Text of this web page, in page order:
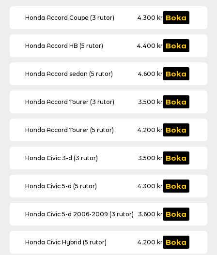
Honda Accord Coupe (3 rutor) 4.300 krHonda
Accord
(3
rutor)
mängd
Boka
Honda Accord HB (5 rutor) 4.400 krHonda
Accord
(5
rutor)
mängd
Boka
Honda Accord sedan (5 rutor) 4.600 krHonda
Accord
(5
rutor)
mängd
Boka
Honda Accord Tourer (3 rutor) 3.500 krHonda
Accord
(3
rutor)
mängd
Boka
Honda Accord Tourer (5 rutor) 4.200 krHonda
Accord
(5
rutor)
mängd
Boka
Honda Civic 3-d (3 rutor) 3.500 krHonda
Civic
d
(3
rutor)
Boka
Honda Civic 5-d (5 rutor) 4.300 krHonda
Civic
d
(5
rutor)
Boka
Honda Civic 5-d 2006-2009 (3 rutor) 3.600 krHonda
Civic
d
2006-
2009
Boka
Honda Civic Hybrid (5 rutor) 4.200 krHonda
Civic
Boka